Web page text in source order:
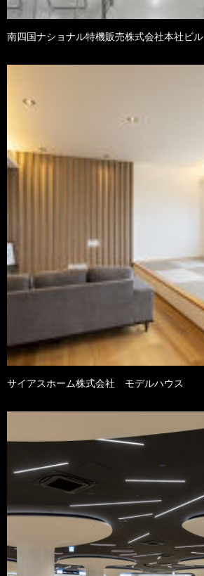
南四国ナショナル特機販売株式会社本社ビル
サイアスホーム株式会社 モデルハウス